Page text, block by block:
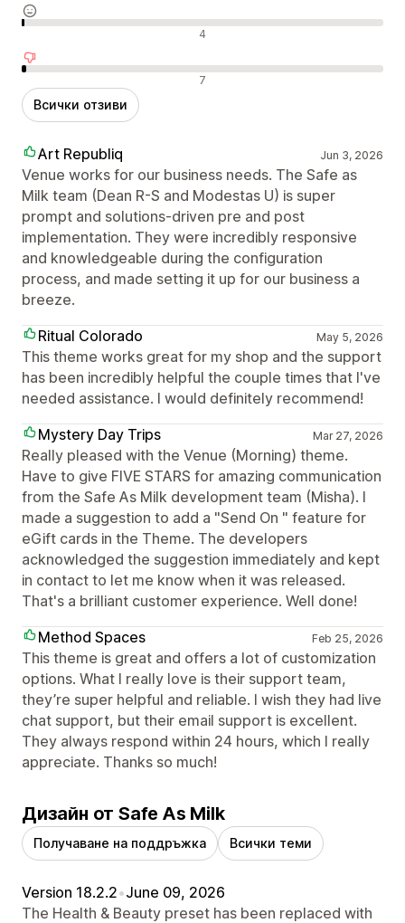
Неутрални отзиви 4
Отрицателни отзиви 7
Всички отзиви
Art Republiq Jun 3, 2026
Venue works for our business needs. The Safe as
Milk team (Dean R-S and Modestas U) is super
prompt and solutions-driven pre and post
implementation. They were incredibly responsive
and knowledgeable during the configuration
process, and made setting it up for our business a
breeze.
Ritual Colorado
May 5, 2026
This theme works great for my shop and the support
has been incredibly helpful the couple times that I've
needed assistance. I would definitely recommend!
Mystery Day Trips
Mar 27, 2026
Really pleased with the Venue (Morning) theme.
Have to give FIVE STARS for amazing communication
from the Safe As Milk development team (Misha). I
made a suggestion to add a "Send On " feature for
eGift cards in the Theme. The developers
acknowledged the suggestion immediately and kept
in contact to let me know when it was released.
That's a brilliant customer experience. Well done!
Method Spaces
Feb 25, 2026
This theme is great and offers a lot of customization
options. What I really love is their support team,
they’re super helpful and reliable. I wish they had live
chat support, but their email support is excellent.
They always respond within 24 hours, which I really
appreciate. Thanks so much!
Дизайн от Safe As Milk
Получаване на поддръжка Всички теми
Version 18.2.2•June 09, 2026
The Health & Beauty preset has been replaced with